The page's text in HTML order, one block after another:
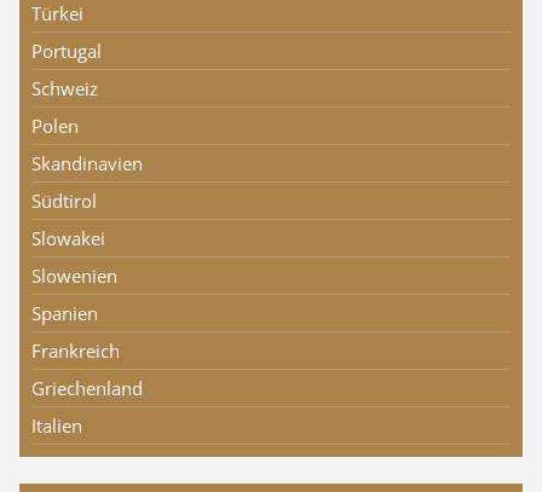
Türkei
Portugal
Schweiz
Polen
Skandinavien
Südtirol
Slowakei
Slowenien
Spanien
Frankreich
Griechenland
Italien